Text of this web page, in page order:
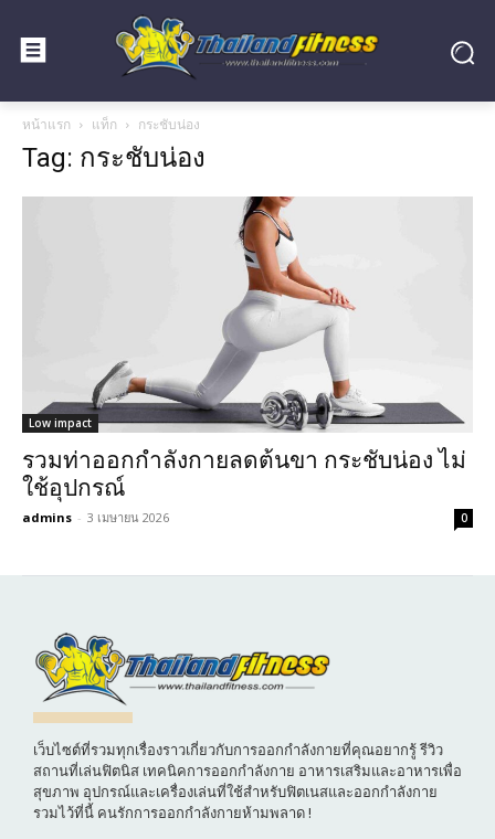
หน้าแรก แท็ก กระชับน่อง
Tag: กระชับน่อง
Low impact
รวมท่าออกกำลังกายลดต้นขา กระชับน่อง ไม่
ใช้อุปกรณ์
admins - 3 เมษายน 2026 0
เว็บไซต์ที่รวมทุกเรื่องราวเกี่ยวกับการออกกำลังกายที่คุณอยากรู้ รีวิว
สถานที่เล่นฟิตนิส เทคนิคการออกกำลังกาย อาหารเสริมและอาหารเพื่อ
สุขภาพ อุปกรณ์และเครื่องเล่นที่ใช้สำหรับฟิตเนสและออกกำลังกาย
รวมไว้ที่นี้ คนรักการออกกำลังกายห้ามพลาด !